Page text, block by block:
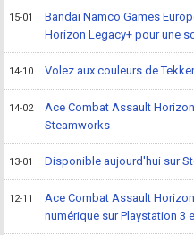
15-01
Bandai Namco Games
Horizon Legacy+ pour une
14-10 Volez aux couleurs de
14-02
Ace Combat Assault
Steamworks
13-01 Disponible aujourd'hui sur
12-11
Ace Combat Assault
numérique sur Playstation 3